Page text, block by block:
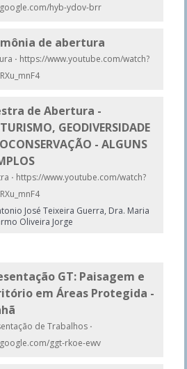
hyb-ydov-brr
de abertura
· https://www.youtube.com/watch?
de Abertura -
GEODIVERSIDADE
- ALGUNS
· https://www.youtube.com/watch?
José Teixeira Guerra, Dra. Maria
Oliveira Jorge
GT: Paisagem e
em Áreas Protegida -
de Trabalhos ·
ggt-rkoe-ewv